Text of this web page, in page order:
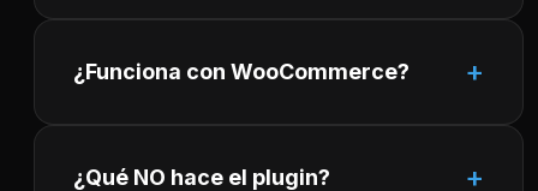
¿Funciona con WooCommerce?
¿Qué NO hace el plugin?